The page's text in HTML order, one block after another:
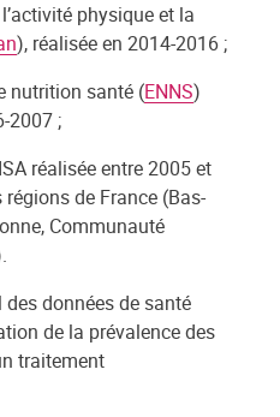
physique et la
), réalisée en 2014-2016 ;
nutrition santé (ENNS)
2007 ;
réalisée entre 2005 et
de France (Bas-
Communauté
données de santé
de la prévalence des
traitement